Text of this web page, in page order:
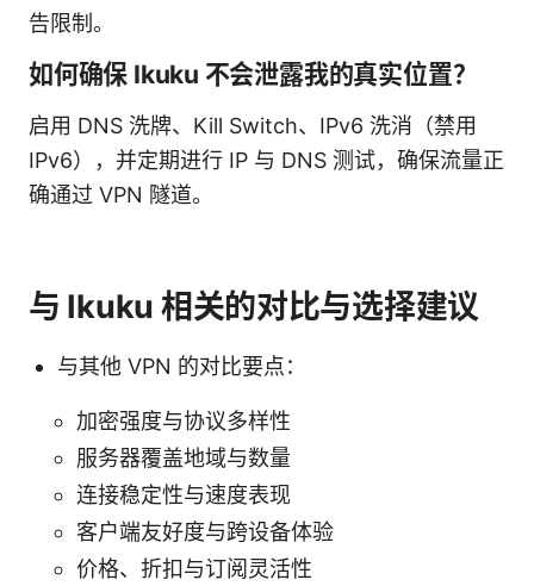
告限制。
如何确保 Ikuku 不会泄露我的真实位置？
启用 DNS 洗牌、Kill Switch、IPv6 洗消（禁用
IPv6），并定期进行 IP 与 DNS 测试，确保流量正
确通过 VPN 隧道。
与 Ikuku 相关的对比与选择建议
与其他 VPN 的对比要点：
加密强度与协议多样性
服务器覆盖地域与数量
连接稳定性与速度表现
客户端友好度与跨设备体验
价格、折扣与订阅灵活性